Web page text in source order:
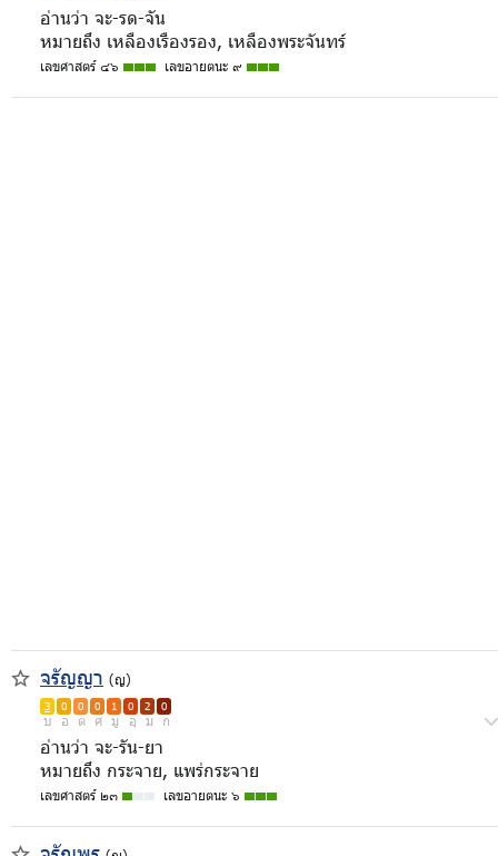
อ่านว่า จะ-รด-จัน
หมายถึง เหลืองเรืองรอง, เหลืองพระจันทร์
เลขศาสตร์ ๔๖ เลขอายตนะ ๙
จรัญญา (ญ)
3 0 0 0 1 0 2 0
บ อ ด ศ มู อุ ม ก
อ่านว่า จะ-รัน-ยา
หมายถึง กระจาย, แพร่กระจาย
เลขศาสตร์ ๒๓ เลขอายตนะ ๖